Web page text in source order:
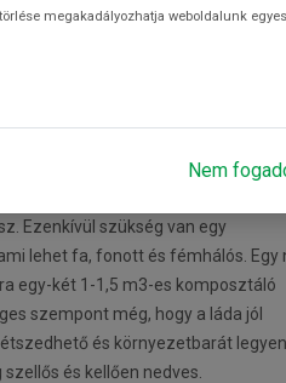
Ennek előnye, hogy ingyenesen
Ezenkívül szükség van egy
lehet fa, fonott és fémhálós. Egy
egy-két 1-1,5 m3-es komposztáló
szempont még, hogy a láda jól
és környezetbarát legyen.
és kellően nedves.
megakadályozhatja weboldalunk
Nem